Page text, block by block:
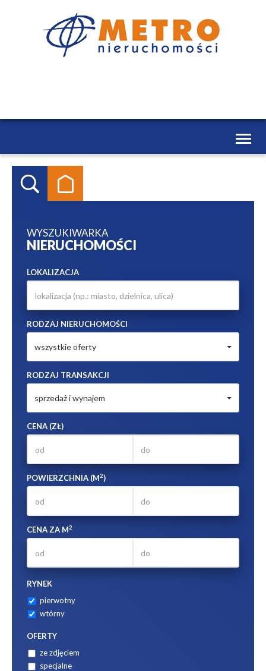
Toggle
WYSZUKIWARKA
NIERUCHOMOŚCI
LOKALIZACJA
RODZAJ NIERUCHOMOŚCI
wszystkie oferty
RODZAJ TRANSAKCJI
sprzedaż i wynajem
CENA (ZŁ)
POWIERZCHNIA (M2)
CENA ZA M2
RYNEK
pierwotny
wtórny
OFERTY
ze zdjęciem
specjalne